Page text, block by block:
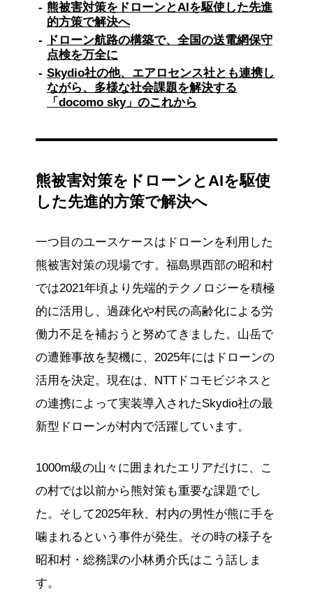
熊被害対策をドローンとAIを駆使した先進
的方策で解決へ
ドローン航路の構築で、全国の送電網保守
点検を万全に
Skydio社の他、エアロセンス社とも連携し
ながら、多様な社会課題を解決する
「docomo sky」のこれから
熊被害対策をドローンとAIを駆使
した先進的方策で解決へ
一つ目のユースケースはドローンを利用した
熊被害対策の現場です。福島県西部の昭和村
では2021年頃より先端的テクノロジーを積極
的に活用し、過疎化や村民の高齢化による労
働力不足を補おうと努めてきました。山岳で
の遭難事故を契機に、2025年にはドローンの
活用を決定。現在は、NTTドコモビジネスと
の連携によって実装導入されたSkydio社の最
新型ドローンが村内で活躍しています。
1000m級の山々に囲まれたエリアだけに、こ
の村では以前から熊対策も重要な課題でし
た。そして2025年秋、村内の男性が熊に手を
噛まれるという事件が発生。その時の様子を
昭和村・総務課の小林勇介氏はこう話しま
す。